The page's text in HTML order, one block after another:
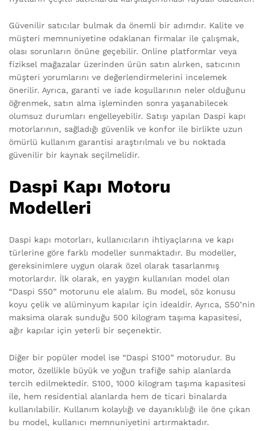
Güvenilir satıcılar bulmak da önemli bir adımdır. Kalite ve
müşteri memnuniyetine odaklanan firmalar ile çalışmak,
olası sorunların önüne geçebilir. Online platformlar veya
fiziksel mağazalar üzerinden ürün satın alırken, satıcının
müşteri yorumlarını ve değerlendirmelerini incelemek
önerilir. Ayrıca, garanti ve iade koşullarının neler olduğunu
öğrenmek, satın alma işleminden sonra yaşanabilecek
olumsuz durumları engelleyebilir. Satışı yapılan Daspi kapı
motorlarının, sağladığı güvenlik ve konfor ile birlikte uzun
ömürlü kullanım garantisi araştırılmalı ve bu noktada
güvenilir bir kaynak seçilmelidir.
Daspi Kapı Motoru
Modelleri
Daspi kapı motorları, kullanıcıların ihtiyaçlarına ve kapı
türlerine göre farklı modeller sunmaktadır. Bu modeller,
gereksinimlere uygun olarak özel olarak tasarlanmış
motorlardır. İlk olarak, en yaygın kullanılan model olan
“Daspi S50” motorunu ele alalım. Bu model, söz konusu
koyu çelik ve alüminyum kapılar için idealdir. Ayrıca, S50’nin
maksima olarak sunduğu 500 kilogram taşıma kapasitesi,
ağır kapılar için yeterli bir seçenektir.
Diğer bir popüler model ise “Daspi S100” motorudur. Bu
motor, özellikle büyük ve yoğun trafiğe sahip alanlarda
tercih edilmektedir. S100, 1000 kilogram taşıma kapasitesi
ile, hem residential alanlarda hem de ticari binalarda
kullanılabilir. Kullanım kolaylığı ve dayanıklılığı ile öne çıkan
bu model, kullanıcı memnuniyetini artırmaktadır.